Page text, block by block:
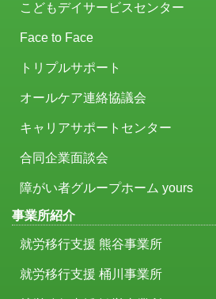
こどもデイサービスセンター
Face to Face
トリプルサポート
オールケア連絡協議会
キャリアサポートセンター
合同企業面談会
障がい者グループホーム yours
事業所紹介
就労移行支援 熊谷事業所
就労移行支援 桶川事業所